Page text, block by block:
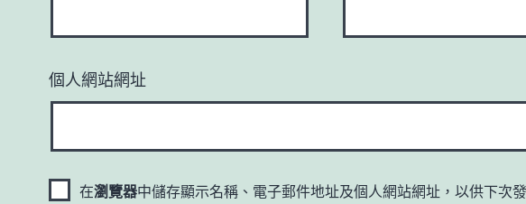
個人網站網址
在瀏覽器中儲存顯示名稱、電子郵件地址及個人網站網址，以供下次